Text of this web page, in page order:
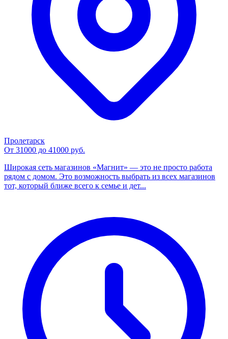
Пролетарск
От 31000 до 41000 руб.
Широкая сеть магазинов «Магнит» — это не просто работа
рядом с домом. Это возможность выбрать из всех магазинов
тот, который ближе всего к семье и дет...